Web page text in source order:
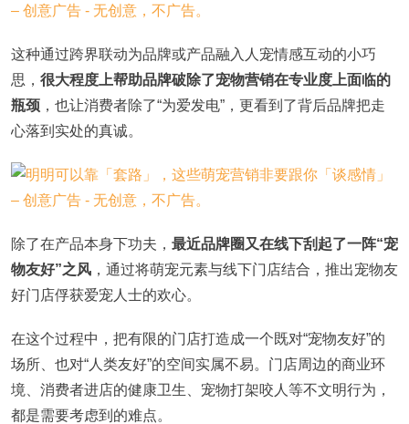
这种通过跨界联动为品牌或产品融入人宠情感互动的小巧
思， 很大程度上帮助品牌破除了宠物营销在专业度上面临的
瓶颈 ，也让消费者除了“为爱发电”，更看到了背后品牌把走
心落到实处的真诚。
除了在产品本身下功夫， 最近品牌圈又在线下刮起了一阵“宠
物友好”之风 ，通过将萌宠元素与线下门店结合，推出宠物友
好门店俘获爱宠人士的欢心。
在这个过程中，把有限的门店打造成一个既对“宠物友好”的
场所、也对“人类友好”的空间实属不易。门店周边的商业环
境、消费者进店的健康卫生、宠物打架咬人等不文明行为，
都是需要考虑到的难点。